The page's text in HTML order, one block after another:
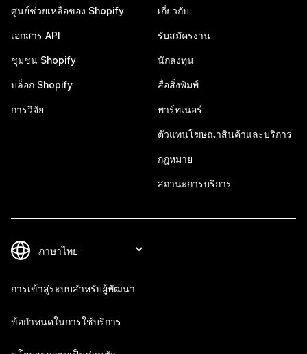
ศูนย์ช่วยเหลือของ Shopify
เอกสาร API
ชุมชน Shopify
บล็อก Shopify
การวิจัย
เกี่ยวกับ
รับสมัครงาน
นักลงทุน
สื่อสิ่งพิมพ์
พาร์ทเนอร์
ตัวแทนโฆษณาสินค้าและบริการ
กฎหมาย
สถานะการบริการ
การเข้าสู่ระบบสำหรับผู้พัฒนา
ข้อกำหนดในการใช้บริการ